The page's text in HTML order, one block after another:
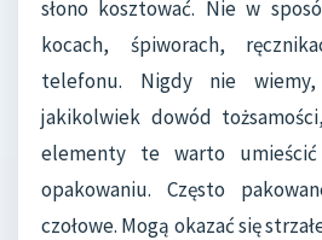
słono kosztować. Nie w
kocach, śpiworach,
telefonu. Nigdy nie
jakikolwiek dowód
elementy te warto umieścić
opakowaniu. Często
czołowe. Mogą okazać się